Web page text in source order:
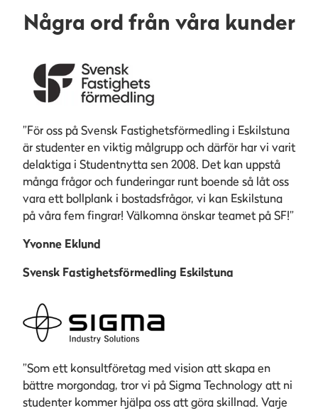
Några ord från våra kunder
”För oss på Svensk Fastighetsförmedling i Eskilstuna
är studenter en viktig målgrupp och därför har vi varit
delaktiga i Studentnytta sen 2008. Det kan uppstå
många frågor och funderingar runt boende så låt oss
vara ett bollplank i bostadsfrågor, vi kan Eskilstuna
på våra fem fingrar! Välkomna önskar teamet på SF!”
Yvonne Eklund
Svensk Fastighetsförmedling Eskilstuna
”Som ett konsultföretag med vision att skapa en
bättre morgondag, tror vi på Sigma Technology att ni
studenter kommer hjälpa oss att göra skillnad. Varje